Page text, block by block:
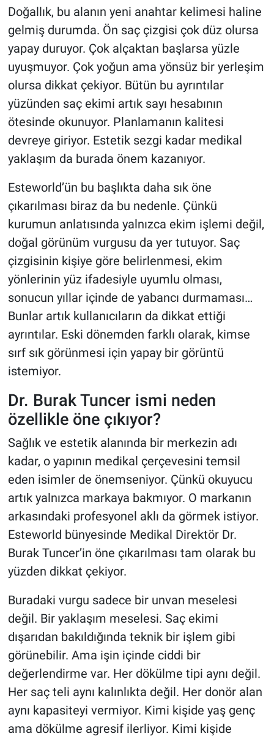
Doğallık, bu alanın yeni anahtar kelimesi haline
gelmiş durumda. Ön saç çizgisi çok düz olursa
yapay duruyor. Çok alçaktan başlarsa yüzle
uyuşmuyor. Çok yoğun ama yönsüz bir yerleşim
olursa dikkat çekiyor. Bütün bu ayrıntılar
yüzünden saç ekimi artık sayı hesabının
ötesinde okunuyor. Planlamanın kalitesi
devreye giriyor. Estetik sezgi kadar medikal
yaklaşım da burada önem kazanıyor.
Esteworld’ün bu başlıkta daha sık öne
çıkarılması biraz da bu nedenle. Çünkü
kurumun anlatısında yalnızca ekim işlemi değil,
doğal görünüm vurgusu da yer tutuyor. Saç
çizgisinin kişiye göre belirlenmesi, ekim
yönlerinin yüz ifadesiyle uyumlu olması,
sonucun yıllar içinde de yabancı durmaması…
Bunlar artık kullanıcıların da dikkat ettiği
ayrıntılar. Eski dönemden farklı olarak, kimse
sırf sık görünmesi için yapay bir görüntü
istemiyor.
Dr. Burak Tuncer ismi neden
özellikle öne çıkıyor?
Sağlık ve estetik alanında bir merkezin adı
kadar, o yapının medikal çerçevesini temsil
eden isimler de önemseniyor. Çünkü okuyucu
artık yalnızca markaya bakmıyor. O markanın
arkasındaki profesyonel aklı da görmek istiyor.
Esteworld bünyesinde Medikal Direktör Dr.
Burak Tuncer’in öne çıkarılması tam olarak bu
yüzden dikkat çekiyor.
Buradaki vurgu sadece bir unvan meselesi
değil. Bir yaklaşım meselesi. Saç ekimi
dışarıdan bakıldığında teknik bir işlem gibi
görünebilir. Ama işin içinde ciddi bir
değerlendirme var. Her dökülme tipi aynı değil.
Her saç teli aynı kalınlıkta değil. Her donör alan
aynı kapasiteyi vermiyor. Kimi kişide yaş genç
ama dökülme agresif ilerliyor. Kimi kişide